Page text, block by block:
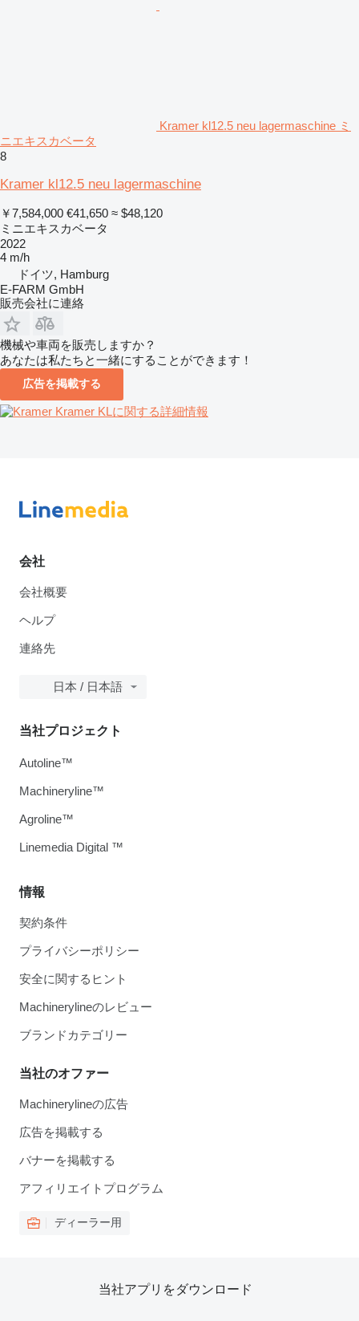
Kramer kl12.5 neu lagermaschine ミ
ニエキスカベータ
8
Kramer kl12.5 neu lagermaschine
￥7,584,000 €41,650 ≈ $48,120
ミニエキスカベータ
2022
4 m/h
ドイツ, Hamburg
E-FARM GmbH
販売会社に連絡
機械や車両を販売しますか？
あなたは私たちと一緒にすることができます！
広告を掲載する
Kramer KLに関する詳細情報
会社
会社概要
ヘルプ
連絡先
日本 / 日本語
情報
契約条件
プライバシーポリシー
安全に関するヒント
Machinerylineのレビュー
ブランドカテゴリー
当社のオファー
Machinerylineの広告
広告を掲載する
バナーを掲載する
アフィリエイトプログラム
ディーラー用
当社プロジェクト
Autoline™
Machineryline™
Agroline™
Linemedia Digital ™
当社アプリをダウンロード